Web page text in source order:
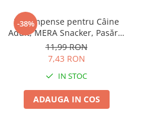
-38%
Recompense pentru Câine
Adult, MERA Snacker, Pasăre,
200g
11,99 RON
7,43 RON
IN STOC
ADAUGA IN COS